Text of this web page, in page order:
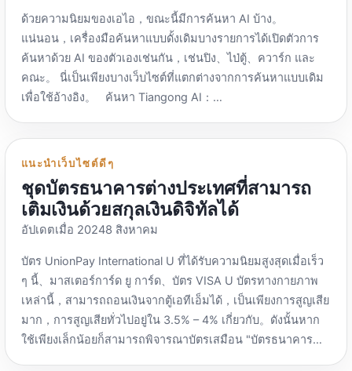
มาก บิตเบราว์เซอร์：https://www.bitbrowser.cn/ Balanced
Choice เวอร์ชันฟรีมี 10 สภาพแวดล้อมโดยตรง，สามารถเปิด
ได้ 50 ครั้งต่อวัน! รองรับ API Extraction Agent，Maskfog จะ
เปลี่ยน IP โดยอัตโนมัติทุกครั้งที่คุณเปิด：
https://www.maskfog.com/ มีสภาพแวดล้อมฟรีมากมาย มี
ซื้อได้)，และข้อมูลด้านสิ่งแวดล้อมจำเป็นต้องกรอกบัญชี。คุณ
ต้องสูญเสียปลั๊กด้วยตนเองด้วยตนเอง。แม้ว่าสภาพแวดล้อมฟรี
จะมีมากขึ้น，แต่มันไม่ใช่เรื่องง่ายที่จะใช้。 รองรับการเติมเงิน
cryptocurrency。 ความไม่สงบ：https://www.hubstudio.cn/
ช่องเปิดน้อยไปหน่อย Hubstudio ค่อนข้างพิเศษ，สภาพ
แวดล้อมเวอร์ชันฟรีไม่ จำกัด，แต่คุณสามารถเปิดได้ 20 ครั้งต่อ
วัน。รองรับ API Extraction Agent。มันมีปลั๊กที่ใช้กันทั่วไป，
ฉันต้องลงไปและอัปโหลดอีกครั้ง。แม้ว่าสภาพแวดล้อมจะไม่
จำกัด และน่าสนใจ，แต่จำนวนการเปิดนั้นเล็กเกินไปจริงๆ，ฉัน
ไม่ได้คาดหวังว่ามันจะเหมาะสมกว่านี้。 ไม่ระบุตัวตน：
https://cryptocurrencycheckout.com/ ภาษาอังกฤษ，มีสกุล
เงินดิจิทัลที่รองรับ TOKEN188 มากมาย：
https://www.188pay.net/ จีน，ไม่จำเป็นต้องสร้างแพลตฟอร์ม
API การตรวจสอบที่อยู่ USDT，รองรับการชำระเงินที่ง่ายดาย，
รองรับเฉพาะโปรแกรมสนับสนุน USDT-TRC20：
โทรเลข：https://t.me/tokenview188 กลุ่มโทรเลข：
https://t.me/coinpaybest มีค่าธรรมเนียมการจัดการหากคุณ
ต้องการใช้โดยตรง，พิจารณาใช้บริการแบบชำระเงิน，เพราะ
อาจจะไม่มีการบริการลูกค้าให้ฟรีๆ，คุณต้องหาวิธีแก้ไขทุก
อย่างด้วยตัวเอง。 มีปลั๊กอินบางตัวให้มา，บูรณาการเข้ากับ
โปรแกรมที่มีอยู่ได้อย่างง่ายดาย，เช่น WordPress
(WooCommerce) CoinPayments：
https://www.coinPayments.net/ ภาษาจีนไม่สมบูรณ์，คุณ
สามารถเลือกฝากเข้ากระเป๋าเงินของคุณเองได้โดยตรง。รองรับ
USDT-TRC20 […]
มือรูปภาพ AI: คุณสมบัติการลบพื้นหลังหลายรายการ การสร้าง
ภาพคุณภาพสูง กลยุทธ์การกำหนดราคาที่ยืดหยุ่น ลิงก์เว็บไซต์
Remove.photos: คุณสมบัติ Remove.photos: ลบพื้นหลังโดย
อัตโนมัติ มีตัวเลือกการแทนที่พื้นหลังที่หลากหลาย ดาวน์โหลด
ภาพความละเอียดสูง ลิงก์เว็บไซต์ PhotoRoom ฟรี: คุณสมบัติ
สถานการณ์แอปพลิเคชันที่หลากหลาย และมอบแอปพลิเคชันเด
สก์ท็อป […]
ด้วยความนิยมของเอไอ，ขณะนี้มีการค้นหา AI บ้าง。
แน่นอน，เครื่องมือค้นหาแบบดั้งเดิมบางรายการได้เปิดตัวการ
ค้นหาด้วย AI ของตัวเองเช่นกัน，เช่นปิง、ไป่ตู้、ควาร์ก และ
คณะ。 นี่เป็นเพียงบางเว็บไซต์ที่แตกต่างจากการค้นหาแบบเดิม
เพื่อใช้อ้างอิง。 ค้นหา Tiangong AI：
ได้。 ค้นหา AI ของ Secret Tower：https://metaso.cn/ จีน，
สโลแกนคือ "ไม่มีการโฆษณา，ผลลัพธ์โดยตรง”。ประสบการณ์
ที่ดีในภาษาจีน，คำตอบจะได้รับโดยตรงหลังจากการค้นหา，ดัง
นั้นหากคุณต้องการค้นหา URL ของเว็บไซต์ก็อาจทำงานได้ไม่ดี
นัก。 และฉัน：https://andisearch.com/ ภาษาอังกฤษ，ใกล้
เคียงกับวิธีการแสดงการค้นหาแบบเดิมมากขึ้น，ระบุเว็บไซต์ที่
เกี่ยวข้องหลังการค้นหา。 ปิง เอไอ：
https://www.bing.com/chat มีเป็นภาษาจีน，ภาษาเสริม，
คุณอาจต้องเข้าถึงอินเทอร์เน็ตทางวิทยาศาสตร์。เป็นเจ้าของ
โดยไมโครซอฟต์，เป็นการค้นหาที่มีชื่อเสียงมาก，การแนะนำ
ตัวไม่มาก。 นักพัฒนา：https://devv.ai/zh ให้บริการภาษา
แนะนำเว็บไซต์ดีๆ
ชุดบัตรธนาคารต่างประเทศที่สามารถ
เติมเงินด้วยสกุลเงินดิจิทัลได้
อัปเดตเมื่อ 20248 สิงหาคม
บัตร UnionPay International U ที่ได้รับความนิยมสูงสุดเมื่อเร็ว
ๆ นี้、มาสเตอร์การ์ด ยู การ์ด、บัตร VISA U บัตรทางกายภาพ
เหล่านี้，สามารถถอนเงินจากตู้เอทีเอ็มได้，เป็นเพียงการสูญเสีย
มาก，การสูญเสียทั่วไปอยู่ใน 3.5% – 4% เกี่ยวกับ。ดังนั้นหาก
ใช้เพียงเล็กน้อยก็สามารถพิจารณาบัตรเสมือน "บัตรธนาคาร